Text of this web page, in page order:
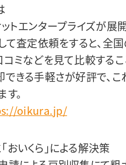
トエンタープライズが展
して査定依頼をすると、
コミなどを見て比較する
できる手軽さが好評で、
。
oikura.jp/
いくら」による解決策